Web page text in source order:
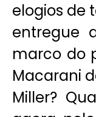
elogios de
entregue
marco do
Macarani
Miller?